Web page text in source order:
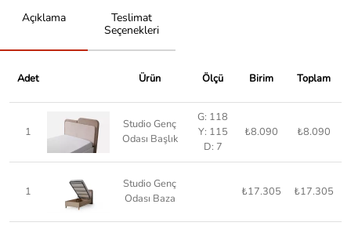
Açıklama
Teslimat
Seçenekleri
Adet Ürün Ölçü Birim Toplam
1
Studio Genç
Odası Başlık
G: 118
Y: 115
D: 7
₺8.090 ₺8.090
1
Studio Genç
Odası Baza
₺17.305 ₺17.305